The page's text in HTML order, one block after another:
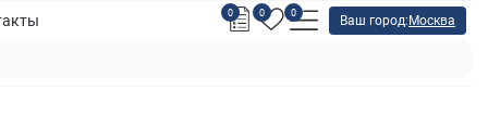
0 0 0
Ваш город: Москва